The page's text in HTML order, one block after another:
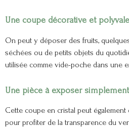
Une coupe décorative et
On peut y déposer des fruits,
séchées ou de petits objets du
utilisée comme vide-poche dans une
Une pièce à exposer simplement
Cette coupe en cristal peut
pour profiter de la transparence du